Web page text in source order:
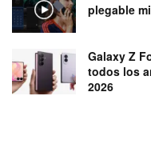
plegable
Galaxy Z
todos los
2026